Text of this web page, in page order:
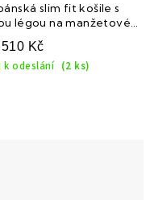
slim fit košile s
légou na manžetové
133-91
Kč
k odeslání (2 ks)